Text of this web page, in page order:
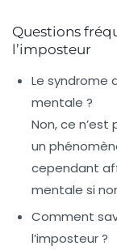
Questions
l’imposteur
Le syndrome
mentale ?
Non, ce
un
cependant
mentale si
Comment
l’imposteur ?